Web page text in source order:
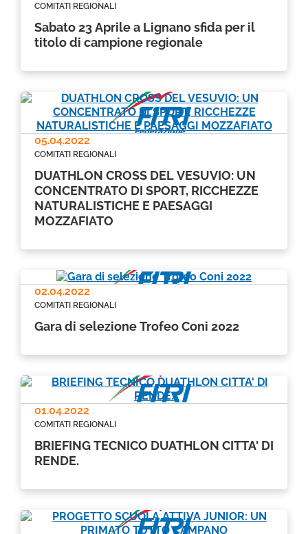
COMITATI REGIONALI
Sabato 23 Aprile a Lignano sfida per il
titolo di campione regionale
05.04.2022
COMITATI REGIONALI
DUATHLON CROSS DEL VESUVIO: UN
CONCENTRATO DI SPORT, RICCHEZZE
NATURALISTICHE E PAESAGGI
MOZZAFIATO
02.04.2022
COMITATI REGIONALI
Gara di selezione Trofeo Coni 2022
01.04.2022
COMITATI REGIONALI
BRIEFING TECNICO DUATHLON CITTA' DI
RENDE.